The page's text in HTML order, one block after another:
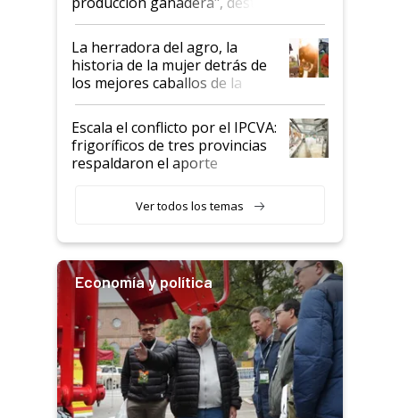
la iniciativa que ya reúne a 46
establecimientos en Argentina
La herradora del agro, la
historia de la mujer detrás de
los mejores caballos de la
Argentina y los mitos que
todavía hacen sufrir a estos
animales: "Mientras me
descalificaban, yo seguí
haciendo currículum"
Escala el conflicto por el IPCVA:
frigoríficos de tres provincias
respaldaron el aporte
Ver todos los temas
Economía y política